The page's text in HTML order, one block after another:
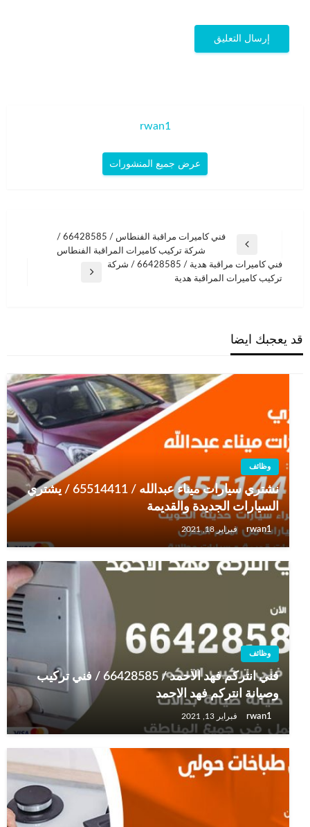
rwan1
عرض جميع المنشورات
المقالات
المقالة
السابقة
فني كاميرات مراقبة الفنطاس / 66428585 /
شركة تركيب كاميرات المراقبة الفنطاس
المقالة
فني كاميرات مراقبة هدية / 66428585 / شركة
تركيب كاميرات المراقبة هدية
قد يعجبك ايضا
وظائف
نشتري سيارات ميناء عبدالله / 65514411 / يشتري
السيارات الجديدة والقديمة
rwan1 فبراير 18, 2021
وظائف
فني انتركم فهد الاحمد / 66428585 / فني تركيب
وصيانة انتركم فهد الاحمد
rwan1 فبراير 13, 2021